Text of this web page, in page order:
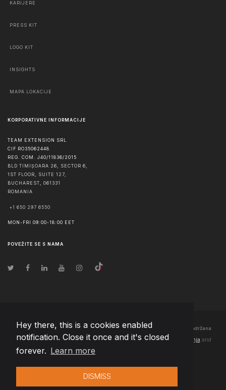
Hey there, this is a cookies enabled
notification. Close it once and it's closed
forever. Learn more
DISMISS
KARIJERE
PRESS KIT
LOGO KIT
INSIGHTS
MAPA LOKACIJE
KORPORATIVNE INFORMACIJE
TEAM EXTENSION SRL
CIF RO35062448
REG. COM. J40/11836/2015
BLD TIMIȘOARA 26, SECTOR 6,
1ST FLOOR, SUITE 127,
BUCHAREST
061331
ROMANIA
+1 650 297 6550
MON-FRI 09:00-18:00 EET
POVEŽITE SE S NAMA
© Autorska prava 2026 Team Extension Bosnia Herzegovina - Sva prava zadržana
Changelog● Korišćenjem ove stranice slažete se sa našimPravila korištenja and
Politika privatnosti